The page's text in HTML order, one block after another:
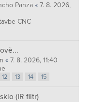
Panza « 7. 8. 2026,
CNC
« 7. 8. 2026, 11:40
12 13 14 15
(IR filtr)